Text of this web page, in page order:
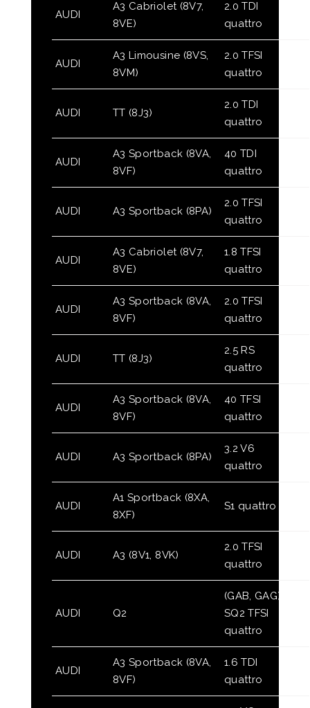
AUDI
A3 Cabriolet (8V7,
8VE)
2.0 TDI
quattro
AUDI
A3 Limousine (8VS,
8VM)
2.0 TFSI
quattro
AUDI TT (8J3)
2.0 TDI
quattro
AUDI
A3 Sportback (8VA,
8VF)
40 TDI
quattro
AUDI A3 Sportback (8PA)
2.0 TFSI
quattro
AUDI
A3 Cabriolet (8V7,
8VE)
1.8 TFSI
quattro
AUDI
A3 Sportback (8VA,
8VF)
2.0 TFSI
quattro
AUDI TT (8J3)
2.5 RS
quattro
AUDI
A3 Sportback (8VA,
8VF)
40 TFSI
quattro
AUDI A3 Sportback (8PA)
3.2 V6
quattro
AUDI
A1 Sportback (8XA,
8XF)
S1 quattro
AUDI A3 (8V1, 8VK)
2.0 TFSI
quattro
AUDI Q2
(GAB, GAG)
SQ2 TFSI
quattro
AUDI
A3 Sportback (8VA,
8VF)
1.6 TDI
quattro